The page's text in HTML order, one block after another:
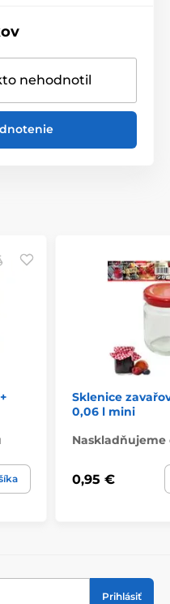
nehodnotil
Sklenice
0,06 l mini
Naskladňujeme
0,95 €
Prihlásiť